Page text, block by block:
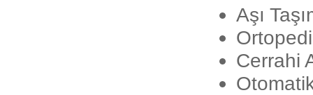
Aşı
Cerrahi